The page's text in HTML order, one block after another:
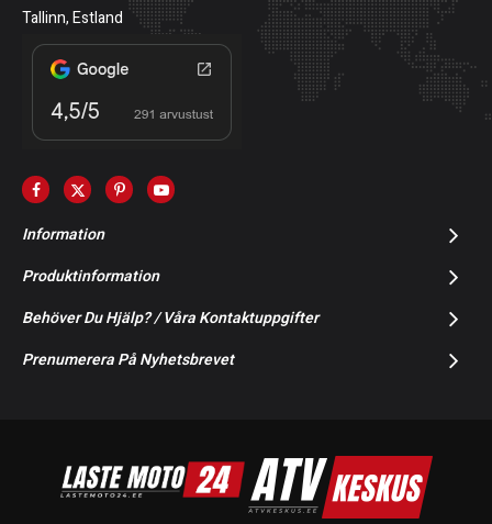
Tallinn, Estland
Information
Produktinformation
Behöver Du Hjälp? / Våra Kontaktuppgifter
Prenumerera På Nyhetsbrevet